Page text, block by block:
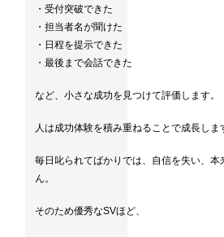
・受付突破できた
・担当者名が聞けた
・日程を提示できた
・最後まで会話できた
など、小さな成功を見つけて評価します。
人は成功体験を積み重ねることで成長しま
毎日叱られてばかりでは、自信を失い、本
ん。
そのため優秀なSVほど、